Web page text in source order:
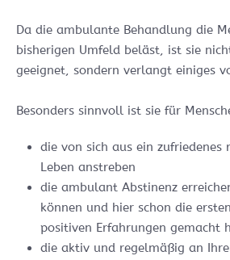
Da die ambulante Behandlung die
bisherigen Umfeld beläst, ist sie
geeignet, sondern verlangt einiges
Besonders sinnvoll ist sie für
die von sich aus ein zufriedenes
Leben anstreben
die ambulant Abstinenz
können und hier schon die ersten
positiven Erfahrungen gemacht
die aktiv und regelmäßig an